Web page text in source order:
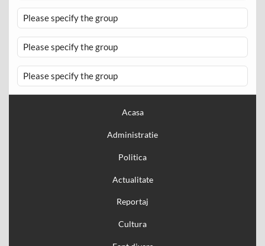
Please specify the group
Please specify the group
Please specify the group
Acasa
Administratie
Politica
Actualitate
Reportaj
Cultura